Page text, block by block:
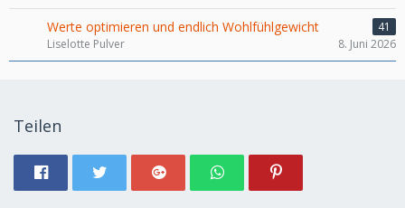
Werte optimieren und endlich Wohlfühlgewicht
41
Liselotte Pulver
8. Juni 2026
Teilen